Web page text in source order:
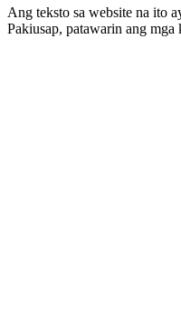
Ang teksto sa website na ito
Pakiusap, patawarin ang